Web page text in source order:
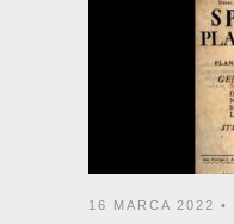
16 MARCA 2022 •